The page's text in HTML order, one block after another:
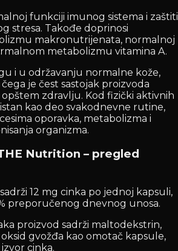
funkciji imunog sistema i zaštiti
stresa. Takođe doprinosi
makronutrijenata, normalnoj
metabolizmu vitamina A.
i u održavanju normalne kože,
je čest sastojak proizvoda
zdravlju. Kod fizički aktivnih
kao deo svakodnevne rutine,
oporavka, metabolizma i
organizma.
Nutrition – pregled
12 mg cinka po jednoj kapsuli,
preporučenog dnevnog unosa.
proizvod sadrži maltodekstrin,
gvožđa kao omotač kapsule,
cinka.